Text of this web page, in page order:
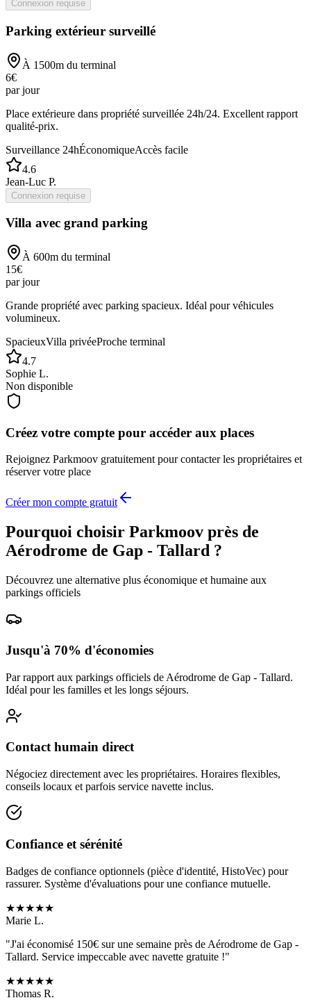
Connexion requise
Parking extérieur surveillé
À 1500m du terminal
6€
par jour
Place extérieure dans propriété surveillée 24h/24. Excellent rapport
qualité-prix.
Surveillance 24hÉconomiqueAccès facile
4.6
Jean-Luc P.
Connexion requise
Villa avec grand parking
À 600m du terminal
15€
par jour
Grande propriété avec parking spacieux. Idéal pour véhicules
volumineux.
SpacieuxVilla privéeProche terminal
4.7
Sophie L.
Non disponible
Créez votre compte pour accéder aux places
Rejoignez Parkmoov gratuitement pour contacter les propriétaires et
réserver votre place
Créer mon compte gratuit
Pourquoi choisir Parkmoov près de
Aérodrome de Gap - Tallard ?
Découvrez une alternative plus économique et humaine aux
parkings officiels
Jusqu'à 70% d'économies
Par rapport aux parkings officiels de Aérodrome de Gap - Tallard.
Idéal pour les familles et les longs séjours.
Contact humain direct
Négociez directement avec les propriétaires. Horaires flexibles,
conseils locaux et parfois service navette inclus.
Confiance et sérénité
Badges de confiance optionnels (pièce d'identité, HistoVec) pour
rassurer. Système d'évaluations pour une confiance mutuelle.
★★★★★
Marie L.
"J'ai économisé 150€ sur une semaine près de Aérodrome de Gap -
Tallard. Service impeccable avec navette gratuite !"
★★★★★
Thomas R.